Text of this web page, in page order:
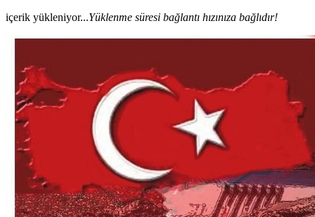
içerik yükleniyor...Yüklenme süresi bağlantı hızınıza bağlıdır!